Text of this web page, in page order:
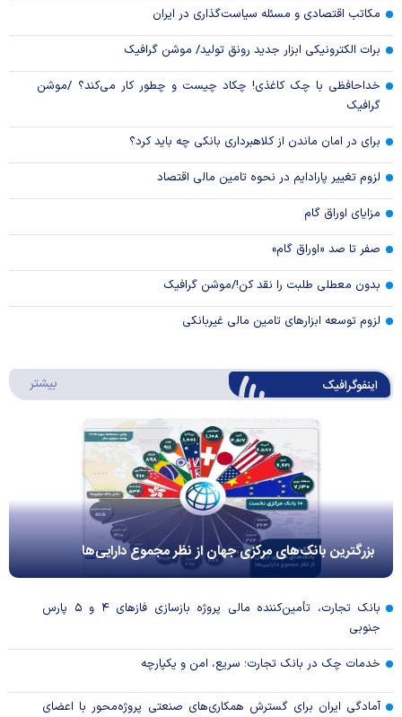
مکاتب اقتصادی و مسئله سیاست‌گذاری در ایران
برات الکترونیکی ابزار جدید رونق تولید/ موشن گرافیک
خداحافظی با چک کاغذی! چکاد چیست و چطور کار می‌کند؟ /موشن
گرافیک
برای در امان ماندن از کلاهبرداری بانکی چه باید کرد؟
لزوم تغییر پارادایم در نحوه تامین مالی اقتصاد
مزایای اوراق گام
صفر تا صد «اوراق گام»
بدون معطلی طلبت را نقد کن!/موشن گرافیک
لزوم توسعه ابزارهای تامین مالی غیربانکی
اینفوگرافیک بیشتر
بزرگترین بانک‌های مرکزی جهان از نظر مجموع دارایی‌ها
بانک تجارت، تأمین‌کننده مالی پروژه بازسازی فاز‌های ۴ و ۵ پارس
جنوبی
خدمات چک در بانک تجارت؛ سریع، امن و یکپارچه
آمادگی ایران برای گسترش همکاری‌های صنعتی پروژه‌محور با اعضای